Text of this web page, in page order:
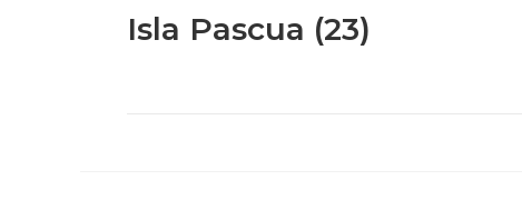
Isla Pascua (23)